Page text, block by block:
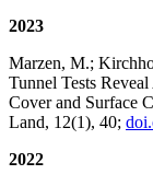
2023
Marzen, M.;
Tunnel Tests
Cover and Surface
Land, 12(1), 40;
2022